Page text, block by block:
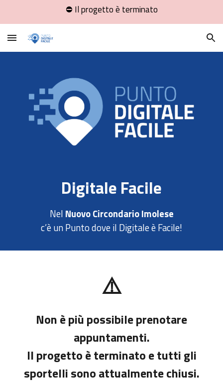
⛔ Il progetto è terminato
Digitale Facile
Nel Nuovo Circondario Imolese
c’èun Punto dove il DigitaleèFacile!
⚠️
Non è più possibile prenotare
appuntamenti.
Il progetto è terminato e tutti gli
sportelli sono attualmente chiusi.